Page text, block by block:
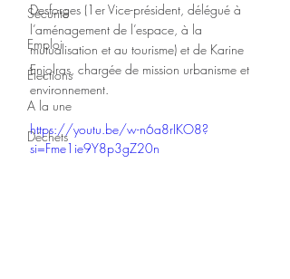
Sécurité
Emploi
Élections
A la une
Déchets
Desforges (1er Vice-président, délégué à
l’aménagement de l’espace, à la
mutualisation et au tourisme) et de Karine
Enjolras, chargée de mission urbanisme et
environnement.
https://youtu.be/w-n6a8rIKO8?
si=Fme1ie9Y8p3gZ20n